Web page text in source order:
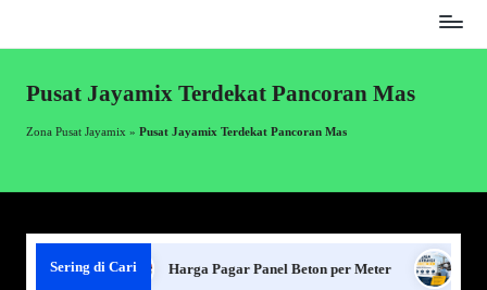
-
Ahlinya
Pusat Jayamix Terdekat Pancoran Mas
Zona Pusat Jayamix » Pusat Jayamix Terdekat Pancoran Mas
Sering di Cari
Beton Harga Pagar Panel Beton per Meter Sewa